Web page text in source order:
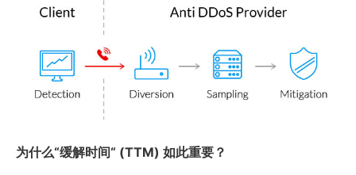
为什么“缓解时间“ (TTM) 如此重要？